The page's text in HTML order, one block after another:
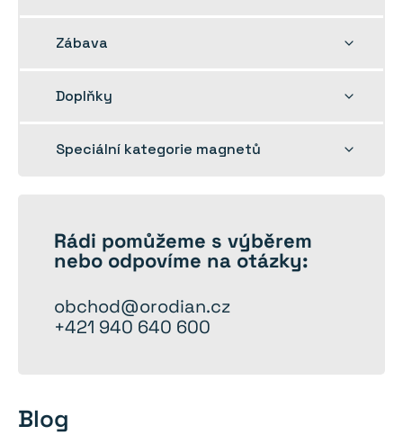
Zábava
Rozbalit
Doplňky
Rozbalit
Speciální kategorie magnetů
Rozbalit
Rádi pomůžeme s výběrem
nebo odpovíme na otázky:
obchod@orodian.cz
+421 940 640 600
Blog